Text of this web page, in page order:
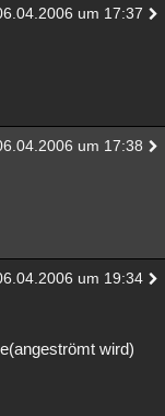
um 17:37
um 17:38
um 19:34
wird)